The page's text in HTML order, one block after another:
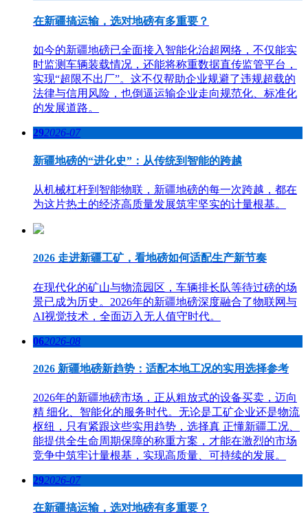
在新疆搞运输，选对地磅有多重要？
如今的新疆地磅已全面接入智能化治超网络，不仅能实
时监测车辆装载情况，还能将称重数据直传监管平台，
实现“超限不出厂”。这不仅帮助企业规避了违规超载的
法律与信用风险，也倒逼运输企业走向规范化、标准化
的发展道路。
292026-07
新疆地磅的“进化史”：从传统到智能的跨越
从机械杠杆到智能物联，新疆地磅的每一次跨越，都在
为这片热土的经济高质量发展筑牢坚实的计量根基。
2026 走进新疆工矿，看地磅如何适配生产新节奏
在现代化的矿山与物流园区，车辆排长队等待过磅的场
景已成为历史。2026年的新疆地磅深度融合了物联网与
AI视觉技术，全面迈入无人值守时代。
062026-08
2026 新疆地磅新趋势：适配本地工况的实用选择参考
2026年的新疆地磅市场，正从粗放式的设备买卖，迈向
精 细化、智能化的服务时代。无论是工矿企业还是物流
枢纽，只有紧跟这些实用趋势，选择真 正懂新疆工况、
能提供全生命周期保障的称重方案，才能在激烈的市场
竞争中筑牢计量根基，实现高质量、可持续的发展。
292026-07
在新疆搞运输，选对地磅有多重要？